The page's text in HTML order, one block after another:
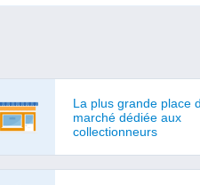
La plus grande place
marché dédiée aux
collectionneurs